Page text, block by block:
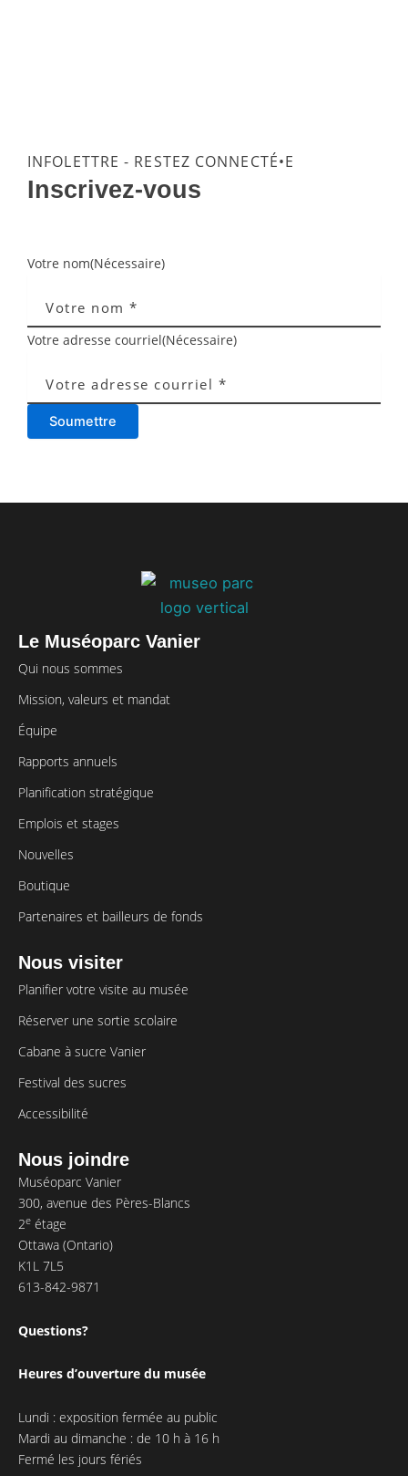
INFOLETTRE - RESTEZ CONNECTÉ•E
Inscrivez-vous
Votre nom(Nécessaire)
Votre adresse courriel(Nécessaire)
Soumettre
Le Muséoparc Vanier
Qui nous sommes
Mission, valeurs et mandat
Équipe
Rapports annuels
Planification stratégique
Emplois et stages
Nouvelles
Boutique
Partenaires et bailleurs de fonds
Nous visiter
Planifier votre visite au musée
Réserver une sortie scolaire
Cabane à sucre Vanier
Festival des sucres
Accessibilité
Nous joindre
Muséoparc Vanier
300, avenue des Pères-Blancs
2e étage
Ottawa (Ontario)
K1L 7L5
613-842-9871
Questions?
Heures d’ouverture du musée
Lundi : exposition fermée au public
Mardi au dimanche : de 10 h à 16 h
Fermé les jours fériés